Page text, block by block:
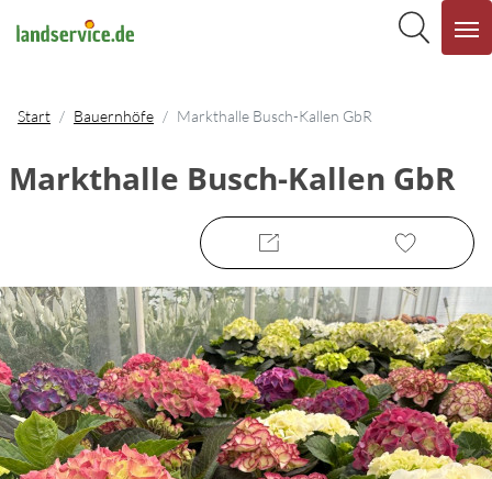
Start Bauernhöfe Markthalle Busch-Kallen GbR
Markthalle Busch-Kallen GbR